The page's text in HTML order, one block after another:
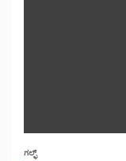
ಗಲ್ಫ್